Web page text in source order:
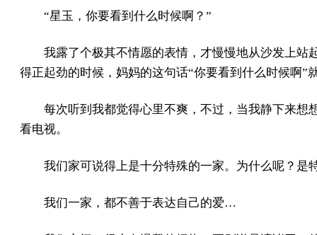
“星玉，你要看到什么时候啊？”
我露了个极其不情愿的表情，才慢慢地从沙发上站
得正起劲的时候，妈妈的这句话“你要看到什么时候啊”
每次听到我都觉得心里不爽，不过，当我静下来想
看电视。
我们家可说得上是十分特殊的一家。为什么呢？是
我们一家，都不善于表达自己的爱…